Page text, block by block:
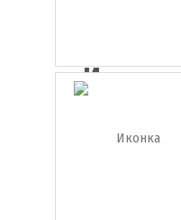
Иконка
формат
wma